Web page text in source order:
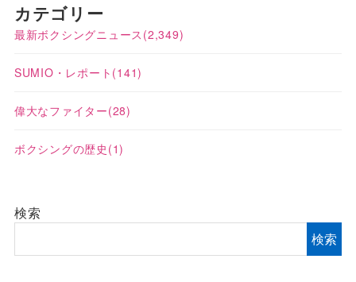
カテゴリー
最新ボクシングニュース (2,349)
SUMIO・レポート (141)
偉大なファイター(28)
ボクシングの歴史 (1)
検索
検索